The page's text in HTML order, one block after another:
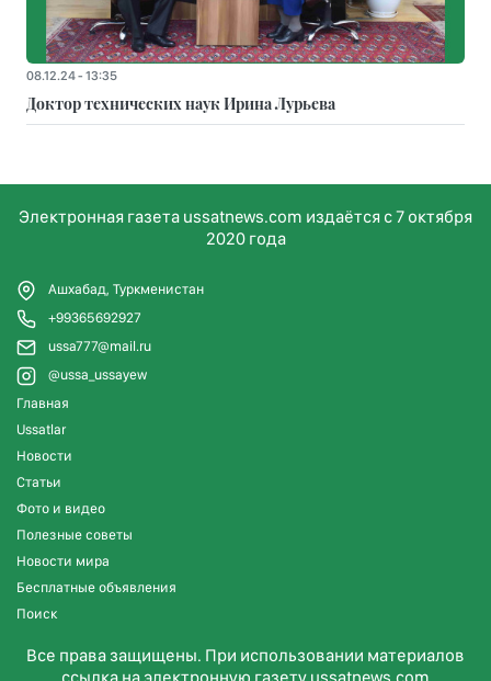
08.12.24 - 13:35
Доктор технических наук Ирина Лурьева
Электронная газета ussatnews.com издаётся с 7 октября
2020 года
Ашхабад, Туркменистан
+99365692927
ussa777@mail.ru
@ussa_ussayew
Главная
Ussatlar
Новости
Статьи
Фото и видео
Полезные советы
Новости мира
Бесплатные объявления
Поиск
Все права защищены. При использовании материалов